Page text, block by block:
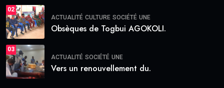
02
ACTUALITÉ CULTURE SOCIÉTÉ UNE
Obsèques de Togbui AGOKOLI.
03
ACTUALITÉ SOCIÉTÉ UNE
Vers un renouvellement du.